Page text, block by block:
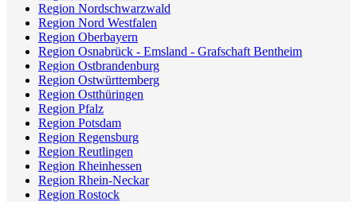
Region Nordschwarzwald
Region Nord Westfalen
Region Oberbayern
Region Osnabrück - Emsland - Grafschaft Bentheim
Region Ostbrandenburg
Region Ostwürttemberg
Region Ostthüringen
Region Pfalz
Region Potsdam
Region Regensburg
Region Reutlingen
Region Rheinhessen
Region Rhein-Neckar
Region Rostock